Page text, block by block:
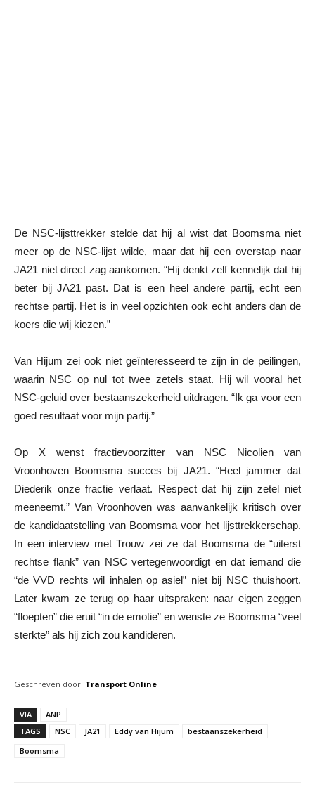
De NSC-lijsttrekker stelde dat hij al wist dat Boomsma niet
meer op de NSC-lijst wilde, maar dat hij een overstap naar
JA21 niet direct zag aankomen. “Hij denkt zelf kennelijk dat hij
beter bij JA21 past. Dat is een heel andere partij, echt een
rechtse partij. Het is in veel opzichten ook echt anders dan de
koers die wij kiezen.”
Van Hijum zei ook niet geïnteresseerd te zijn in de peilingen,
waarin NSC op nul tot twee zetels staat. Hij wil vooral het
NSC-geluid over bestaanszekerheid uitdragen. “Ik ga voor een
goed resultaat voor mijn partij.”
Op X wenst fractievoorzitter van NSC Nicolien van
Vroonhoven Boomsma succes bij JA21. “Heel jammer dat
Diederik onze fractie verlaat. Respect dat hij zijn zetel niet
meeneemt.” Van Vroonhoven was aanvankelijk kritisch over
de kandidaatstelling van Boomsma voor het lijsttrekkerschap.
In een interview met Trouw zei ze dat Boomsma de “uiterst
rechtse flank” van NSC vertegenwoordigt en dat iemand die
“de VVD rechts wil inhalen op asiel” niet bij NSC thuishoort.
Later kwam ze terug op haar uitspraken: naar eigen zeggen
“floepten” die eruit “in de emotie” en wenste ze Boomsma “veel
sterkte” als hij zich zou kandideren.
Geschreven door: Transport Online
VIA
ANP
TAGS
NSC JA21 Eddy van Hijum
bestaanszekerheid
Boomsma